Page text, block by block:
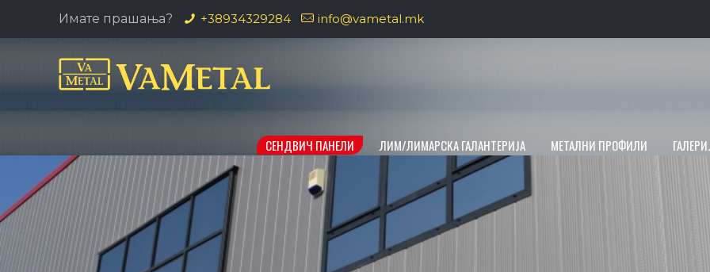
Имате прашања? +38934329284 info@vametal.mk
СЕНДВИЧ ПАНЕЛИ ЛИМ/ЛИМАРСКА ГАЛАНТЕРИЈА МЕТАЛНИ ПРОФИЛИ